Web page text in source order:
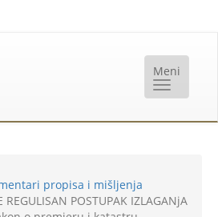
propisa i mišljenja
REGULISAN POSTUPAK IZLAGANjA